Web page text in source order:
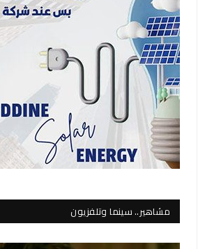
مشاهير.. سينما وتلفزيون